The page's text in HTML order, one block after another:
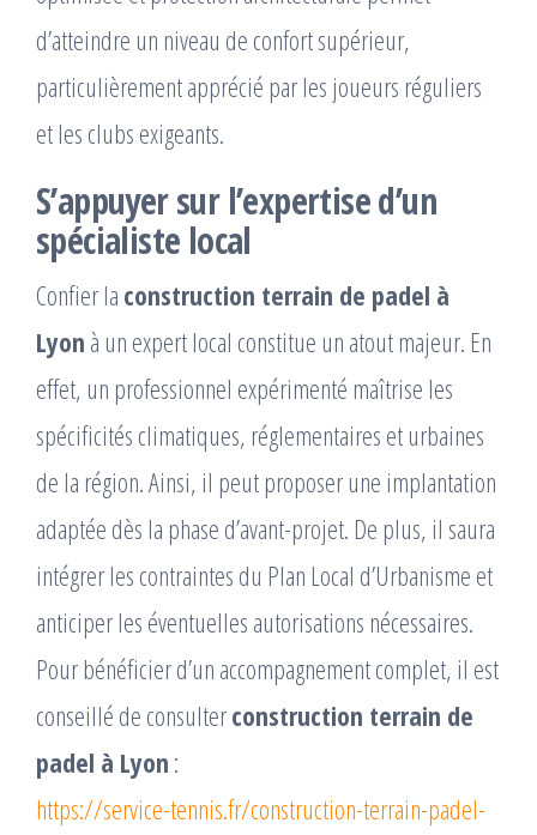
d’atteindre un niveau de confort supérieur,
particulièrement apprécié par les joueurs réguliers
et les clubs exigeants.
S’appuyer sur l’expertise d’un
spécialiste local
Confier la construction terrain de padel à
Lyon à un expert local constitue un atout majeur. En
effet, un professionnel expérimenté maîtrise les
spécificités climatiques, réglementaires et urbaines
de la région. Ainsi, il peut proposer une implantation
adaptée dès la phase d’avant-projet. De plus, il saura
intégrer les contraintes du Plan Local d’Urbanisme et
anticiper les éventuelles autorisations nécessaires.
Pour bénéficier d’un accompagnement complet, il est
conseillé de consulterconstruction terrain de
padel à Lyon :
https://service-tennis.fr/construction-terrain-padel-